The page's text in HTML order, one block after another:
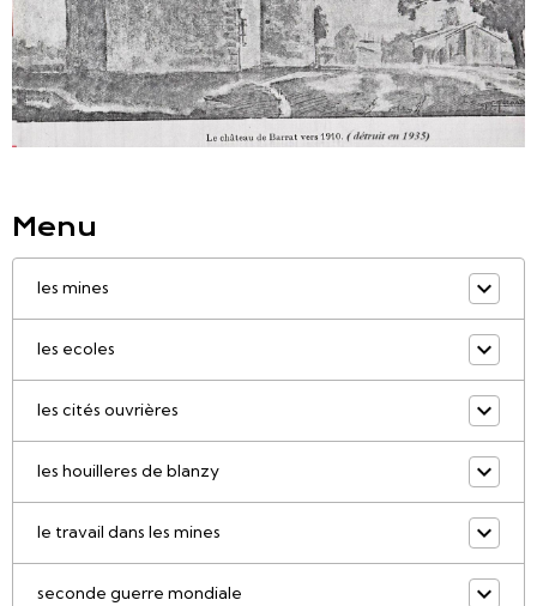
Menu
les mines
les ecoles
les cités ouvrières
les houilleres de blanzy
le travail dans les mines
seconde guerre mondiale